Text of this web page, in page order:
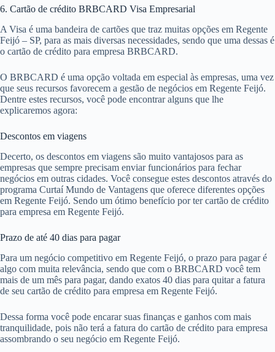
6. Cartão de crédito BRBCARD Visa Empresarial
A Visa é uma bandeira de cartões que traz muitas opções em Regente
Feijó – SP, para as mais diversas necessidades, sendo que uma dessas é
o cartão de crédito para empresa BRBCARD.
O BRBCARD é uma opção voltada em especial às empresas, uma vez
que seus recursos favorecem a gestão de negócios em Regente Feijó.
Dentre estes recursos, você pode encontrar alguns que lhe
explicaremos agora:
Descontos em viagens
Decerto, os descontos em viagens são muito vantajosos para as
empresas que sempre precisam enviar funcionários para fechar
negócios em outras cidades. Você consegue estes descontos através do
programa Curtaí Mundo de Vantagens que oferece diferentes opções
em Regente Feijó. Sendo um ótimo benefício por ter cartão de crédito
para empresa em Regente Feijó.
Prazo de até 40 dias para pagar
Para um negócio competitivo em Regente Feijó, o prazo para pagar é
algo com muita relevância, sendo que com o BRBCARD você tem
mais de um mês para pagar, dando exatos 40 dias para quitar a fatura
de seu cartão de crédito para empresa em Regente Feijó.
Dessa forma você pode encarar suas finanças e ganhos com mais
tranquilidade, pois não terá a fatura do cartão de crédito para empresa
assombrando o seu negócio em Regente Feijó.